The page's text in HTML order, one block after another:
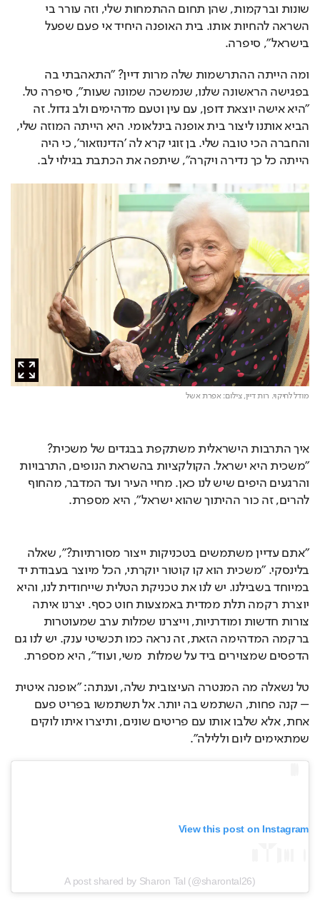
שונות וברקמות, שהן תחום ההתמחות שלי, וזה עורר בי
השראה להחיות אותו. בית האופנה היחיד אי פעם שפעל
בישראל", סיפרה.
ומה הייתה ההתרשמות שלה מרות דיין? "התאהבתי בה
בפגישה הראשונה שלנו, שנמשכה שמונה שעות", סיפרה טל.
"היא אישה יוצאת דופן, עם עין וטעם מדהימים ולב גדול. זה
הביא אותנו ליצור בית אופנה בינלאומי. היא הייתה המוזה שלי,
והחברה הכי טובה שלי. בן זוגי קרא לה 'הדינוזאור', כי היה
הייתה כל כך נדירה ויקרה", שיתפה את הכתבת בגילוי לב.
מודל לחיקוי. רות דיין,צילום: אפרת אשל
איך התרבות הישראלית משתקפת בבגדים של משכית?
"משכית היא ישראל. הקולקציות בהשראת הנופים, התרבויות
והרגעים היפים שיש לנו כאן. מחיי העיר ועד המדבר, מהחוף
להרים, זה כור ההיתוך שהוא ישראל", היא מספרת.
"אתם עדיין משתמשים בטכניקות ייצור מסורתיות?", שאלה
בלינסקי. "משכית הוא קו קוטור יוקרתי, הכל מיוצר בעבודת יד
במיוחד בשבילנו. יש לנו את טכניקת הטלית שייחודית לנו, והיא
יוצרת רקמה תלת ממדית באמצעות חוט כסף. יצרנו איתה
צורות חדשות ומודרניות, וייצרנו שמלות ערב שמעוטרות
ברקמה המדהימה הזאת, זה נראה כמו תכשיטי ענק. יש לנו גם
הדפסים שמצוירים ביד על שמלות  משי, ועוד", היא מספרת.
טל נשאלה מה המנטרה העיצובית שלה, וענתה: "אופנה איטית
– קנה פחות, השתמש בה יותר. אל תשתמשו בפריט פעם
אחת, אלא שלבו אותו עם פריטים שונים, ותיצרו איתו לוקים
שמתאימים ליום וללילה".
View this post on Instagram
A post shared by Sharon Tal (@sharontal26)